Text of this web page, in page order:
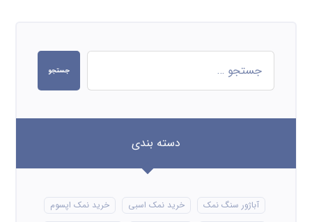
جستجو
دسته بندی
آباژور سنگ نمک خرید نمک اسبی
خرید نمک اپسوم